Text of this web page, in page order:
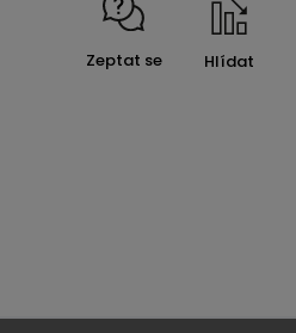
Zeptat se Hlídat